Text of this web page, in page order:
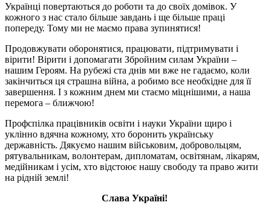
Українці повертаються до роботи та до своїх домівок. У
кожного з нас стало більше завдань і ще більше праці
попереду. Тому ми не маємо права зупинятися!
Продовжувати оборонятися, працювати, підтримувати і
вірити! Вірити і допомагати Збройним силам України –
нашим Героям. На рубежі ста днів ми вже не гадаємо, коли
закінчиться ця страшна війна, а робимо все необхідне для її
завершення. І з кожним днем ми стаємо міцнішими, а наша
перемога – ближчою!
Профспілка працівників освіти і науки України щиро і
уклінно вдячна кожному, хто боронить українську
державність. Дякуємо нашим військовим, добровольцям,
рятувальникам, волонтерам, дипломатам, освітянам, лікарям,
медійникам і усім, хто відстоює нашу свободу та право жити
на рідній землі!
Слава Україні!